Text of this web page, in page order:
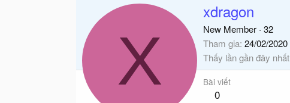
X
xdragon
New Member · 32
Tham gia 24/02/2020
Thấy lần gần đây nhất
Bài viết
0